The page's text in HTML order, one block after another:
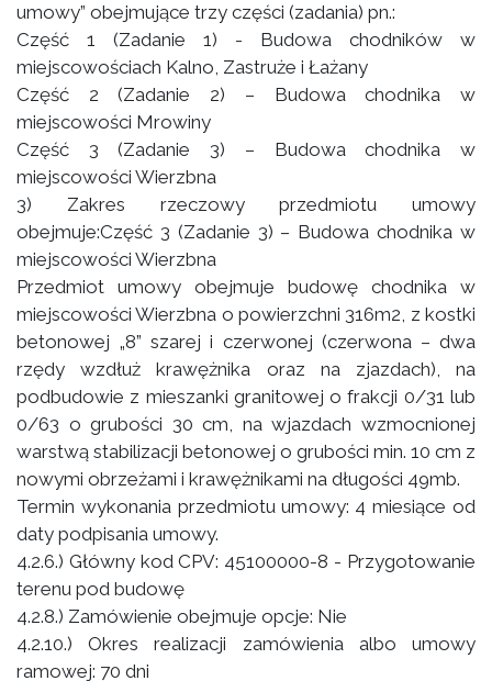
umowy” obejmujące trzy części (zadania) pn.:
Część 1 (Zadanie 1) - Budowa chodników w
miejscowościach Kalno, Zastruże i Łażany
Część 2 (Zadanie 2) – Budowa chodnika w
miejscowości Mrowiny
Część 3 (Zadanie 3) – Budowa chodnika w
miejscowości Wierzbna
3) Zakres rzeczowy przedmiotu umowy
obejmuje:Część 3 (Zadanie 3) – Budowa chodnika w
miejscowości Wierzbna
Przedmiot umowy obejmuje budowę chodnika w
miejscowości Wierzbna o powierzchni 316m2, z kostki
betonowej „8” szarej i czerwonej (czerwona – dwa
rzędy wzdłuż krawężnika oraz na zjazdach), na
podbudowie z mieszanki granitowej o frakcji 0/31 lub
0/63 o grubości 30 cm, na wjazdach wzmocnionej
warstwą stabilizacji betonowej o grubości min. 10 cm z
nowymi obrzeżami i krawężnikami na długości 49mb.
Termin wykonania przedmiotu umowy: 4 miesiące od
daty podpisania umowy.
4.2.6.) Główny kod CPV: 45100000-8 - Przygotowanie
terenu pod budowę
4.2.8.) Zamówienie obejmuje opcje: Nie
4.2.10.) Okres realizacji zamówienia albo umowy
ramowej: 70 dni